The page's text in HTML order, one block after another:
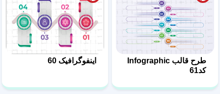
طرح قالب Infographic
کد61
اینفوگرافیک 60